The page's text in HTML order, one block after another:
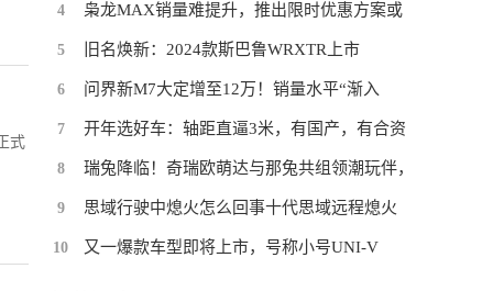
式
4 枭龙MAX销量难提升，推出限时优惠方案或
5 旧名焕新：2024款斯巴鲁WRXTR上市
6 问界新M7大定增至12万！销量水平“渐入
7 开年选好车：轴距直逼3米，有国产，有合资
8 瑞兔降临！奇瑞欧萌达与那兔共组领潮玩伴，
9 思域行驶中熄火怎么回事十代思域远程熄火
10 又一爆款车型即将上市，号称小号UNI-V